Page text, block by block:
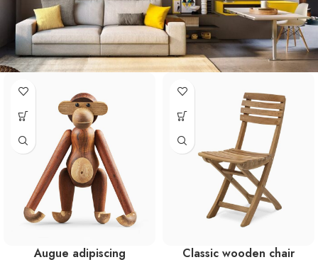
Augue adipiscing
Classic wooden chair